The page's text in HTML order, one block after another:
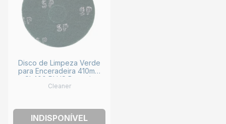
Disco de Limpeza Verde
para Enceradeira 410mm
CL400 PLUS Bettanin
043052.0 CLEANER
Cleaner
INDISPONÍVEL